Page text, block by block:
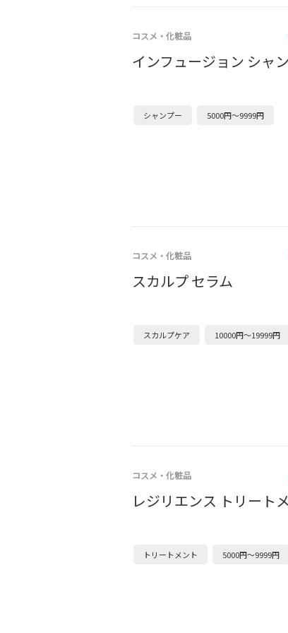
コスメ・化粧品
インフュージョン シャ
シャンプー 5000円～9999円
コスメ・化粧品
スカルプ セラム
スカルプケア 10000円～19999円
コスメ・化粧品
レジリエンス トリート
トリートメント 5000円～9999円